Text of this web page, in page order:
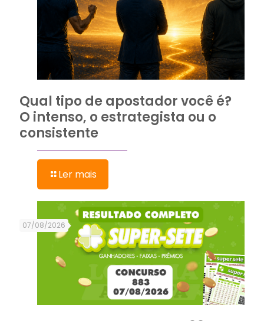
Qual tipo de apostador você é?
O intenso, o estrategista ou o
consistente
Ler mais
07/08/2026